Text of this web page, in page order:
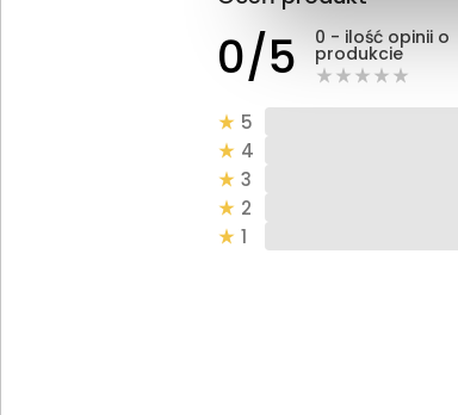
0/5 0 - ilość opinii o
produkcie
5
4
3
2
1